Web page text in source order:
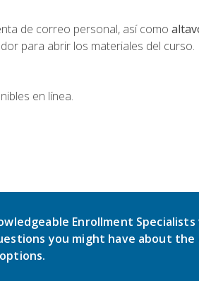
de correo personal, así como
para abrir los materiales del curso.
en línea.
Enrollment Specialists
you might have about the